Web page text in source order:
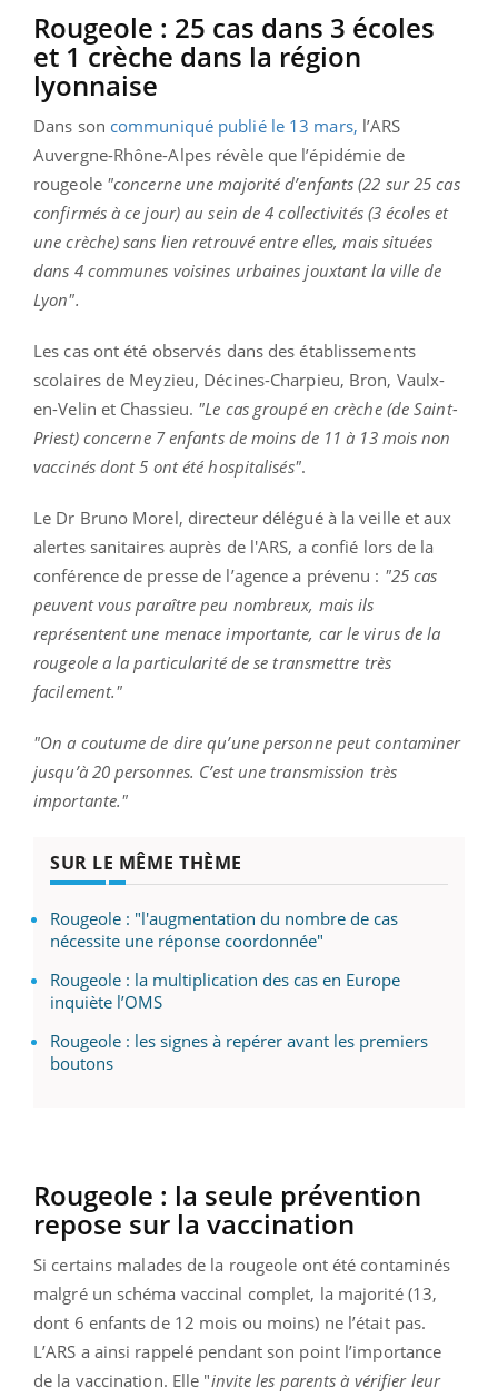
Rougeole : 25 cas dans 3 écoles
et 1 crèche dans la région
lyonnaise
Dans son communiqué publié le 13 mars, l’ARS
Auvergne-Rhône-Alpes révèle que l’épidémie de
rougeole "concerne une majorité d’enfants (22 sur 25 cas
confirmés à ce jour) au sein de 4 collectivités (3 écoles et
une crèche) sans lien retrouvé entre elles, mais situées
dans 4 communes voisines urbaines jouxtant la ville de
Lyon".
Les cas ont été observés dans des établissements
scolaires de Meyzieu, Décines-Charpieu, Bron, Vaulx-
en-Velin et Chassieu. "Le cas groupé en crèche (de Saint-
Priest) concerne 7 enfants de moins de 11 à 13 mois non
vaccinés dont 5 ont été hospitalisés".
Le Dr Bruno Morel, directeur délégué à la veille et aux
alertes sanitaires auprès de l'ARS, a confié lors de la
conférence de presse de l’agence a prévenu : "25 cas
peuvent vous paraître peu nombreux, mais ils
représentent une menace importante, car le virus de la
rougeole a la particularité de se transmettre très
facilement."
"On a coutume de dire qu’une personne peut contaminer
jusqu’à 20 personnes. C’est une transmission très
importante."
SUR LE MÊME THÈME
Rougeole : "l'augmentation du nombre de cas
nécessite une réponse coordonnée"
Rougeole : la multiplication des cas en Europe
inquiète l’OMS
Rougeole : les signes à repérer avant les premiers
boutons
Rougeole : la seule prévention
repose sur la vaccination
Si certains malades de la rougeole ont été contaminés
malgré un schéma vaccinal complet, la majorité (13,
dont 6 enfants de 12 mois ou moins) ne l’était pas.
L’ARS a ainsi rappelé pendant son point l’importance
de la vaccination. Elle "invite les parents à vérifier leur